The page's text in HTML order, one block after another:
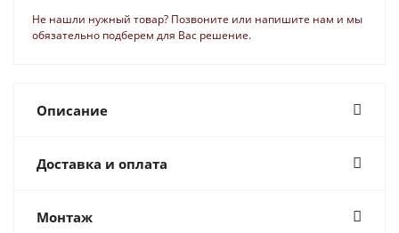
Не нашли нужный товар? Позвоните или напишите нам и мы
обязательно подберем для Вас решение.
Описание
Доставка и оплата
Монтаж